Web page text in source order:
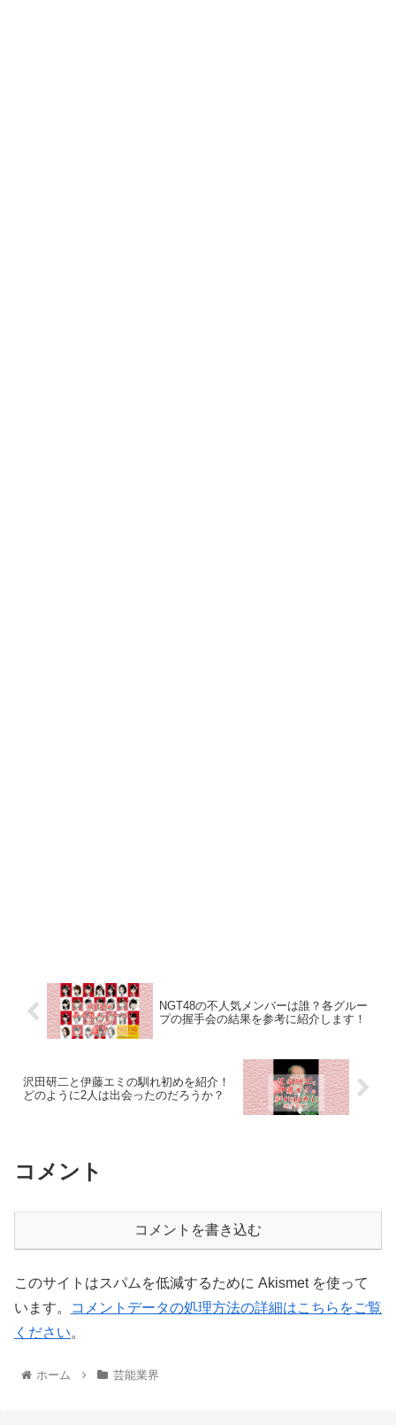
NGT48の不人気メンバーは誰？各グルー
プの握手会の結果を参考に紹介します！
沢田研二と伊藤エミの馴れ初めを紹介！
どのように2人は出会ったのだろうか？
コメント
コメントを書き込む
このサイトはスパムを低減するために Akismet を使って
います。
コメントデータの処理方法の詳細はこちらをご覧
ください。
ホーム 芸能業界